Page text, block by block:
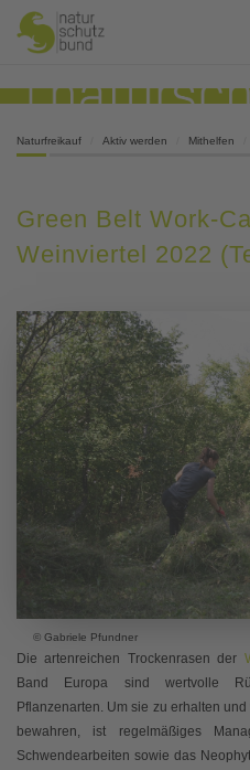
Naturfreikauf Aktiv werden Mithelfen
Green Belt Work-
Weinviertel 2022
© Gabriele Pfundner
Die artenreichen Trockenrasen der
Band Europa sind wertvolle
Pflanzenarten. Um sie zu erhalten
bewahren, ist regelmäßiges
Schwendearbeiten sowie das